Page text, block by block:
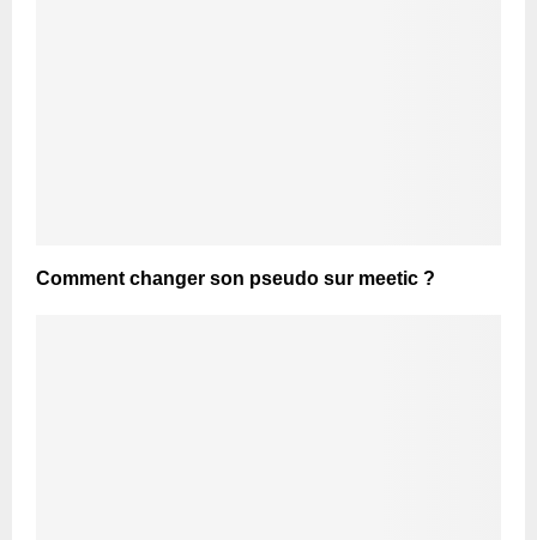
Comment changer son pseudo sur meetic ?